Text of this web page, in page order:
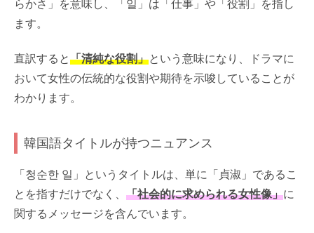
らかさ」を意味し、「일」は「仕事」や「役割」を指し
ます。
直訳すると「清純な役割」という意味になり、ドラマに
おいて女性の伝統的な役割や期待を示唆していることが
わかります。
韓国語タイトルが持つニュアンス
「청순한 일」というタイトルは、単に「貞淑」であるこ
とを指すだけでなく、 「社会的に求められる女性像」に
関するメッセージを含んでいます。